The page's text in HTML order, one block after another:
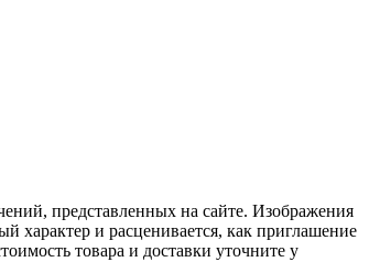
представленных на сайте. Изображения
характер и расценивается, как приглашение
товара и доставки уточните у